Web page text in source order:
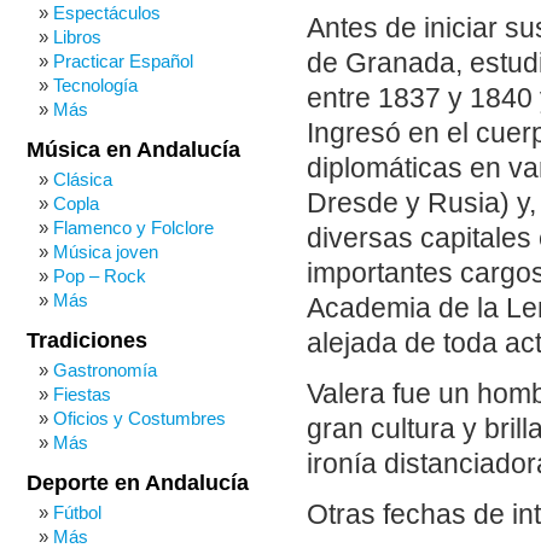
Antes de iniciar
de Granada,
entre 1837 y
Ingresó en el
diplomáticas en
Dresde y Rusia)
diversas capitales
importantes
Academia de la
alejada de toda
Valera fue un
gran cultura y
ironía
Otras fechas de
Espectáculos
Libros
Practicar Español
Tecnología
Más
Música en Andalucía
Clásica
Copla
Flamenco y Folclore
Música joven
Pop – Rock
Más
Tradiciones
Gastronomía
Fiestas
Oficios y Costumbres
Más
Deporte en Andalucía
Fútbol
Más